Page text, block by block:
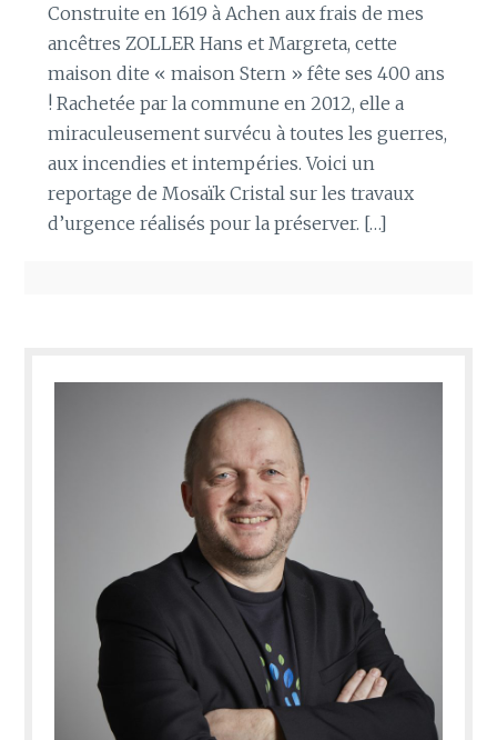
Construite en 1619 à Achen aux frais de mes
ancêtres ZOLLER Hans et Margreta, cette
maison dite « maison Stern » fête ses 400 ans
! Rachetée par la commune en 2012, elle a
miraculeusement survécu à toutes les guerres,
aux incendies et intempéries. Voici un
reportage de Mosaïk Cristal sur les travaux
d’urgence réalisés pour la préserver. […]